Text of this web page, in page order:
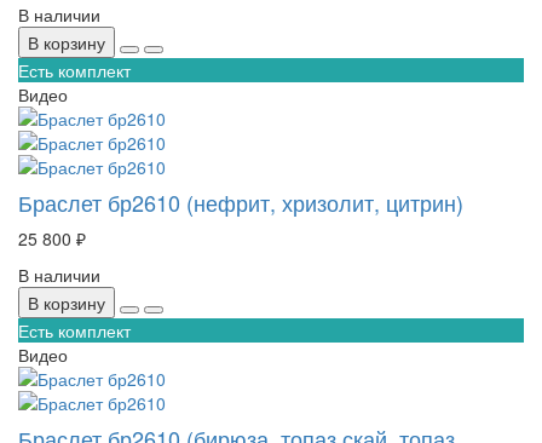
В наличии
В корзину
Есть комплект
Видео
Браслет бр2610 (нефрит, хризолит, цитрин)
25 800 ₽
В наличии
В корзину
Есть комплект
Видео